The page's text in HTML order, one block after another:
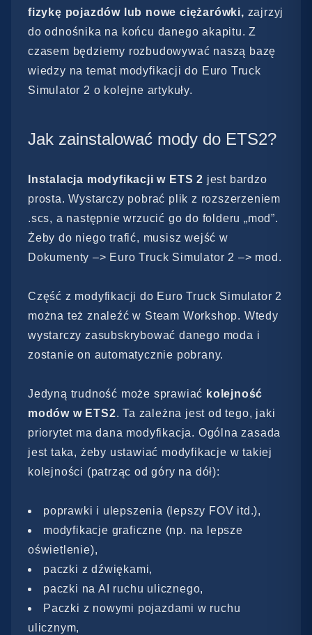
fizykę pojazdów lub nowe ciężarówki, zajrzyj
do odnośnika na końcu danego akapitu. Z
czasem będziemy rozbudowywać naszą bazę
wiedzy na temat modyfikacji do Euro Truck
Simulator 2 o kolejne artykuły.
Jak zainstalować mody do ETS2?
Instalacja modyfikacji w ETS 2 jest bardzo
prosta. Wystarczy pobrać plik z rozszerzeniem
.scs, a następnie wrzucić go do folderu „mod”.
Żeby do niego trafić, musisz wejść w
Dokumenty –> Euro Truck Simulator 2 –> mod.
Część z modyfikacji do Euro Truck Simulator 2
można też znaleźć w Steam Workshop. Wtedy
wystarczy zasubskrybować danego moda i
zostanie on automatycznie pobrany.
Jedyną trudność może sprawiać kolejność
modów w ETS2. Ta zależna jest od tego, jaki
priorytet ma dana modyfikacja. Ogólna zasada
jest taka, żeby ustawiać modyfikacje w takiej
kolejności (patrząc od góry na dół):
poprawki i ulepszenia (lepszy FOV itd.),
modyfikacje graficzne (np. na lepsze
oświetlenie),
paczki z dźwiękami,
paczki na AI ruchu ulicznego,
Paczki z nowymi pojazdami w ruchu
ulicznym,